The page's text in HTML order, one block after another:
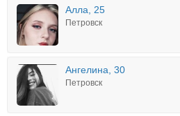
Алла, 25
Петровск
Ангелина, 30
Петровск